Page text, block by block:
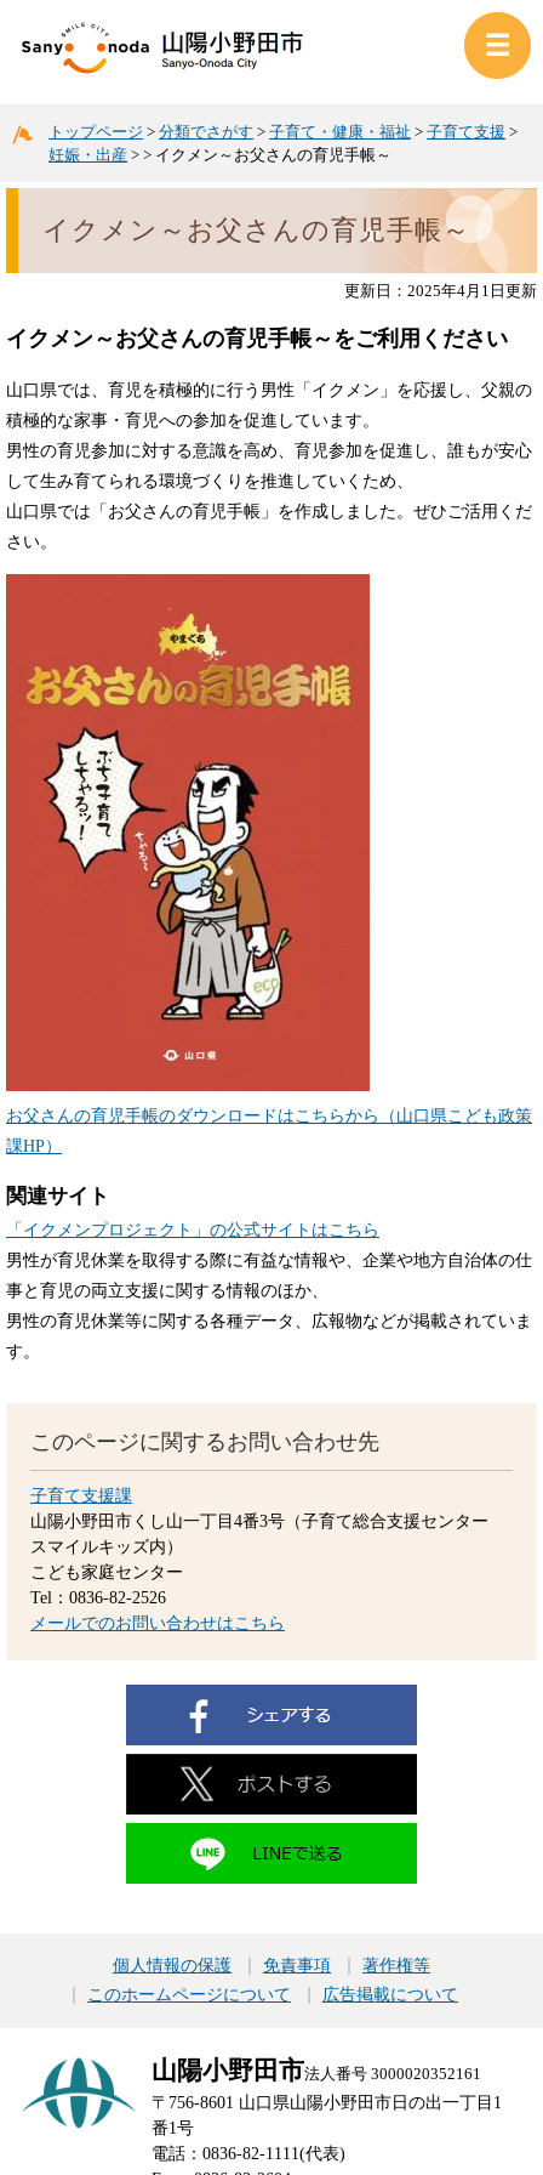
トップページ > 分類でさがす > 子育て・健康・福祉 > 子育て支援 >
妊娠・出産 > > イクメン～お父さんの育児手帳～
イクメン～お父さんの育児手帳～
更新日：2025年4月1日更新
イクメン～お父さんの育児手帳～をご利用ください
山口県では、育児を積極的に行う男性「イクメン」を応援し、父親の
積極的な家事・育児への参加を促進しています。
男性の育児参加に対する意識を高め、育児参加を促進し、誰もが安心
して生み育てられる環境づくりを推進していくため、
山口県では「お父さんの育児手帳」を作成しました。ぜひご活用くだ
さい。
お父さんの育児手帳のダウンロードはこちらから（山口県こども政策
課HP）
関連サイト
「イクメンプロジェクト」の公式サイトはこちら
男性が育児休業を取得する際に有益な情報や、企業や地方自治体の仕
事と育児の両立支援に関する情報のほか、
男性の育児休業等に関する各種データ、広報物などが掲載されていま
す。
このページに関するお問い合わせ先
子育て支援課
山陽小野田市くし山一丁目4番3号（子育て総合支援センター
スマイルキッズ内）
こども家庭センター
Tel：0836-82-2526
メールでのお問い合わせはこちら
個人情報の保護 免責事項
著作権等
このホームページについて
広告掲載について
山陽小野田市法人番号 3000020352161
〒756-8601 山口県山陽小野田市日の出一丁目1
番1号
電話：0836-82-1111(代表)